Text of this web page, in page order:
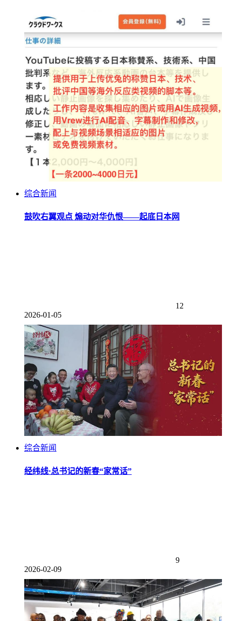
综合新闻
鼓吹右翼观点 煽动对华仇恨——起底日本网
12
2026-01-05
综合新闻
经纬线·总书记的新春“家常话”
9
2026-02-09